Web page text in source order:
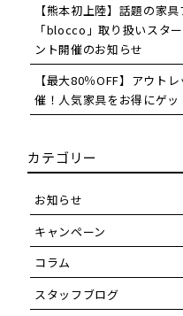
【熊本初上陸】話題の家
「blocco」取り扱いスタ
ント開催のお知らせ
【最大80％OFF】アウト
催！人気家具をお得にゲッ
カテゴリー
お知らせ
キャンペーン
コラム
スタッフブログ